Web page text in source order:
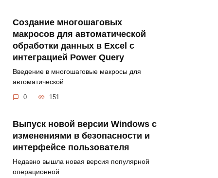
Создание многошаговых
макросов для автоматической
обработки данных в Excel с
интеграцией Power Query
Введение в многошаговые макросы для
автоматической
0 151
Выпуск новой версии Windows с
изменениями в безопасности и
интерфейсе пользователя
Недавно вышла новая версия популярной
операционной